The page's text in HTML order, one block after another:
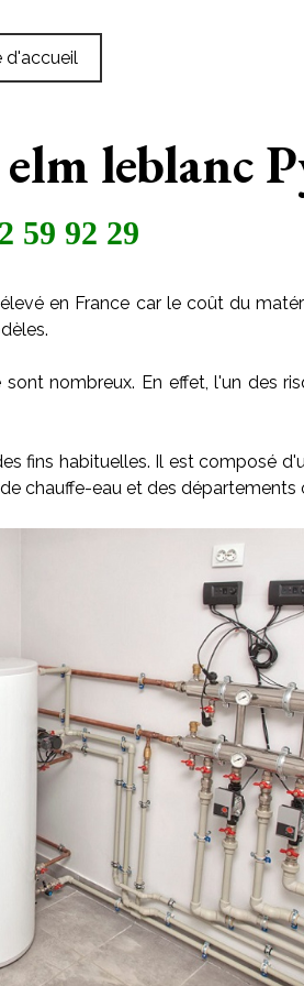
d'accueil
leblanc
59 92 29
en France car le coût du
nombreux. En effet, l'un des
fins habituelles. Il est composé
chauffe-eau et des départements